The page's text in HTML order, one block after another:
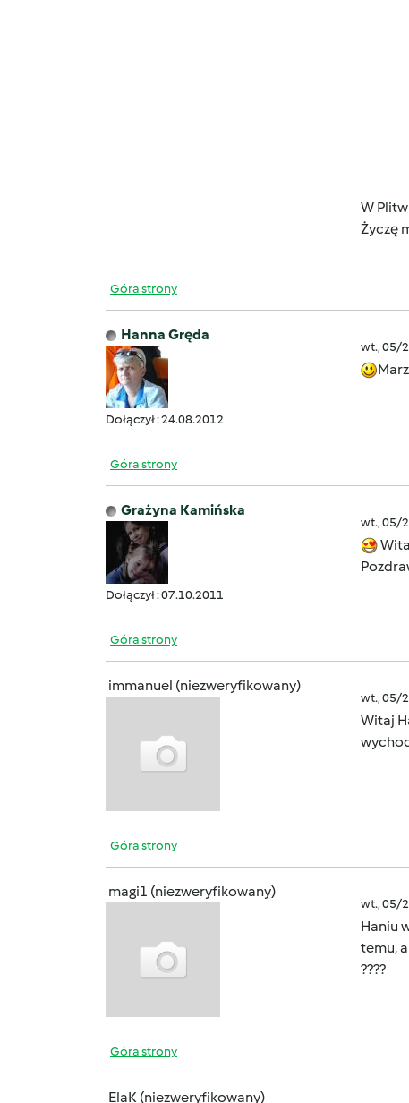
W
Życzę
Góra strony
Hanna Gręda
Dołączył : 24.08.2012
wt., 05/
Góra strony
Grażyna Kamińska
Dołączył : 07.10.2011
wt., 05/
Góra strony
immanuel (niezweryfikowany)
wt., 05/
Witaj
Góra strony
magi1 (niezweryfikowany)
wt., 05/
Haniu
temu,
????
Góra strony
ElaK (niezweryfikowany)